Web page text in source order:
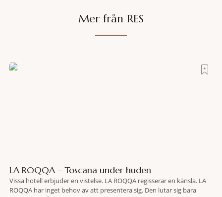
Mer från RES
LA ROQQA – Toscana under huden
Vissa hotell erbjuder en vistelse. LA ROQQA regisserar en känsla. LA
ROQQA har inget behov av att presentera sig. Den lutar sig bara